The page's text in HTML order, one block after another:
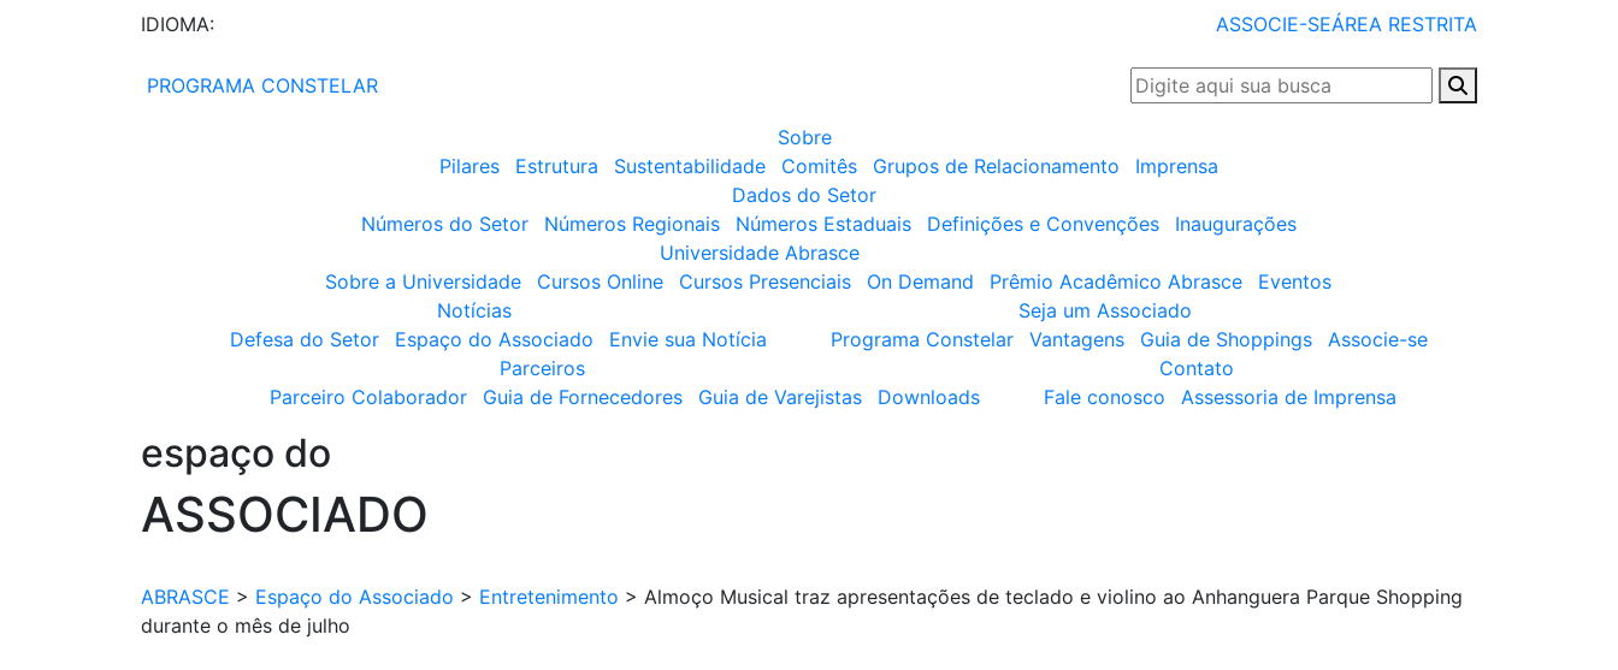
IDIOMA: ASSOCIE-SEÁREA RESTRITA
PROGRAMA CONSTELAR
Sobre
Pilares
Estrutura Sustentabilidade Comitês Grupos de Relacionamento
Imprensa
Dados do Setor
Números do Setor
Números Regionais Números Estaduais Definições e Convenções
Inaugurações
Universidade Abrasce
Sobre a Universidade
Cursos Online Cursos Presenciais On Demand Prêmio Acadêmico Abrasce
Eventos
Notícias
Defesa do Setor
Espaço do Associado Envie sua Notícia
Seja um Associado
Programa Constelar
Vantagens Guia de Shoppings
Associe-se
Parceiros
Parceiro Colaborador
Guia de Fornecedores Guia de Varejistas Downloads
Contato
Fale conosco
Assessoria de Imprensa
espaço do
ASSOCIADO
ABRASCE > Espaço do Associado > Entretenimento > Almoço Musical traz apresentações de teclado e violino ao Anhanguera Parque Shopping
durante o mês de julho